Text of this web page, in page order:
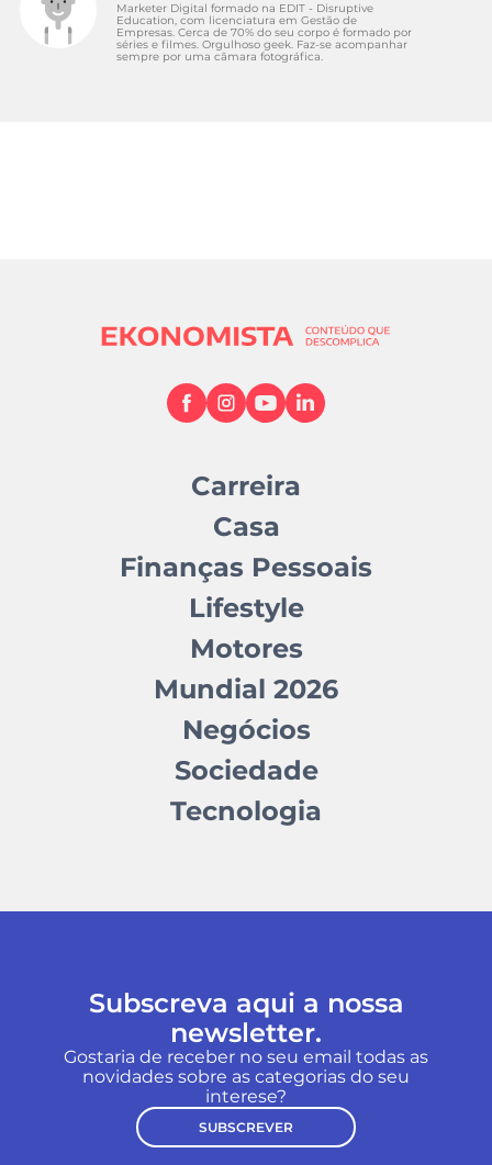
Marketer Digital formado na EDIT - Disruptive
Education, com licenciatura em Gestão de
Empresas. Cerca de 70% do seu corpo é formado por
séries e filmes. Orgulhoso geek. Faz-se acompanhar
sempre por uma câmara fotográfica.
Carreira
Casa
Finanças Pessoais
Lifestyle
Motores
Mundial 2026
Negócios
Sociedade
Tecnologia
Subscreva aqui a nossa
newsletter.
Gostaria de receber no seu email todas as
novidades sobre as categorias do seu
interese?
SUBSCREVER